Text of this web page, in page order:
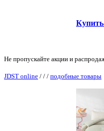
Купить
Не пропускайте акции и
JDST online / / / подобные товары